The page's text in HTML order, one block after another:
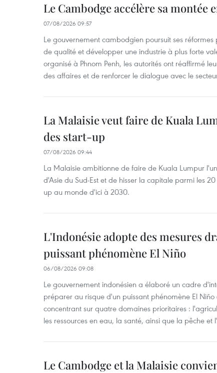
Le Cambodge accélère sa montée
07/08/2026 09:57
Le gouvernement cambodgien poursuit ses réformes
de qualité et développer une industrie à plus forte
organisé à Phnom Penh, les autorités ont réaffirmé
des affaires et de renforcer le dialogue avec le
La Malaisie veut faire de Kuala
des start-up
07/08/2026 09:44
La Malaisie ambitionne de faire de Kuala Lumpur
d'Asie du Sud-Est et de hisser la capitale parmi les
up au monde d'ici à 2030.
L'Indonésie adopte des mesures
puissant phénomène El Niño
06/08/2026 09:08
Le gouvernement indonésien a élaboré un cadre
préparer au risque d'un puissant phénomène El
concentrant sur quatre domaines prioritaires :
les ressources en eau, la santé, ainsi que la pêche et
Le Cambodge et la Malaisie